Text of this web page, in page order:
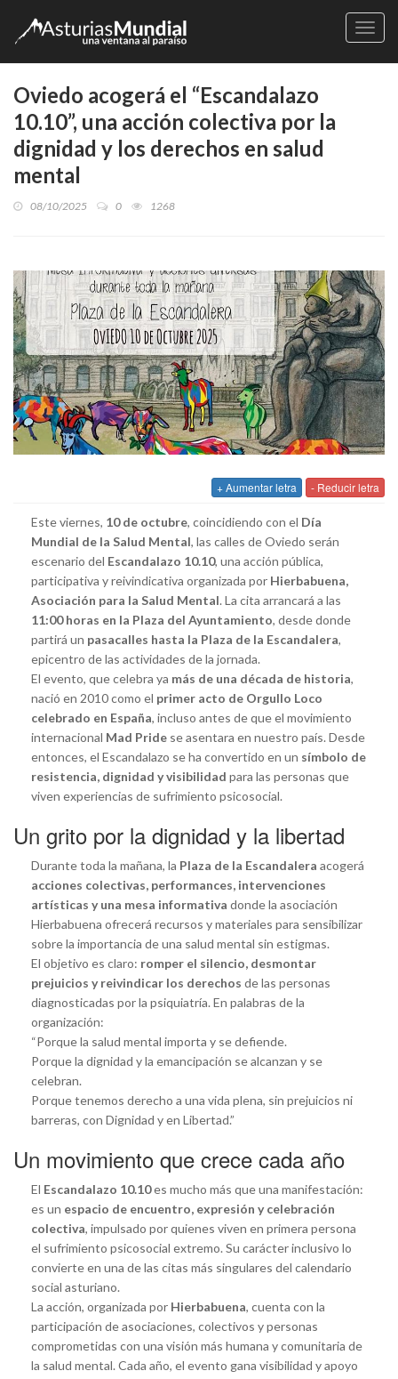
Oviedo acogerá el “Escandalazo
10.10”, una acción colectiva por la
dignidad y los derechos en salud
mental
08/10/2025 0 1268
+ Aumentar letra - Reducir letra
Este viernes, 10 de octubre, coincidiendo con el Día
Mundial de la Salud Mental, las calles de Oviedo serán
escenario del Escandalazo 10.10, una acción pública,
participativa y reivindicativa organizada por Hierbabuena,
Asociación para la Salud Mental. La cita arrancará a las
11:00 horas en la Plaza del Ayuntamiento, desde donde
partirá un pasacalles hasta la Plaza de la Escandalera,
epicentro de las actividades de la jornada.
El evento, que celebra ya más de una década de historia,
nació en 2010 como el primer acto de Orgullo Loco
celebrado en España, incluso antes de que el movimiento
internacional Mad Pride se asentara en nuestro país. Desde
entonces, el Escandalazo se ha convertido en un símbolo de
resistencia, dignidad y visibilidad para las personas que
viven experiencias de sufrimiento psicosocial.
Un grito por la dignidad y la libertad
Durante toda la mañana, la Plaza de la Escandalera acogerá
acciones colectivas, performances, intervenciones
artísticas y una mesa informativa donde la asociación
Hierbabuena ofrecerá recursos y materiales para sensibilizar
sobre la importancia de una salud mental sin estigmas.
El objetivo es claro: romper el silencio, desmontar
prejuicios y reivindicar los derechos de las personas
diagnosticadas por la psiquiatría. En palabras de la
organización:
“Porque la salud mental importa y se defiende.
Porque la dignidad y la emancipación se alcanzan y se
celebran.
Porque tenemos derecho a una vida plena, sin prejuicios ni
barreras, con Dignidad y en Libertad.”
Un movimiento que crece cada año
El Escandalazo 10.10es mucho más que una manifestación:
es un espacio de encuentro, expresión y celebración
colectiva, impulsado por quienes viven en primera persona
el sufrimiento psicosocial extremo. Su carácter inclusivo lo
convierte en una de las citas más singulares del calendario
social asturiano.
La acción, organizada por Hierbabuena, cuenta con la
participación de asociaciones, colectivos y personas
comprometidas con una visión más humana y comunitaria de
la salud mental. Cada año, el evento gana visibilidad y apoyo